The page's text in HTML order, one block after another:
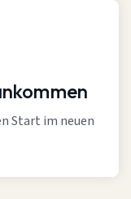
Start im neuen